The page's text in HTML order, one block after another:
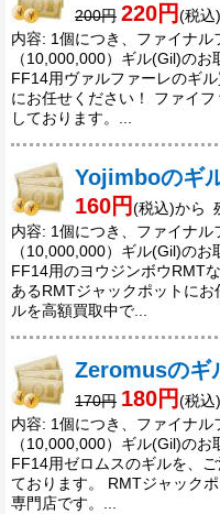
200円 220円(税込
内容: 1個につき、ファイナ
（10,000,000）ギル(Gil)のお
FF14用ヴァルファーレのギ
にお任せください！ ファイ
しております。...
Yojimboのギ
160円(税込)から
内容: 1個につき、ファイナ
（10,000,000）ギル(Gil)のお
FF14用のヨウジンボウRMT
あるRMTジャックポットに
ルを高額買取中で...
Zeromusのギ
170円 180円(税込
内容: 1個につき、ファイナ
（10,000,000）ギル(Gil)のお
FF14用ゼロムスのギルを、
ております。 RMTジャック
専門店です。...